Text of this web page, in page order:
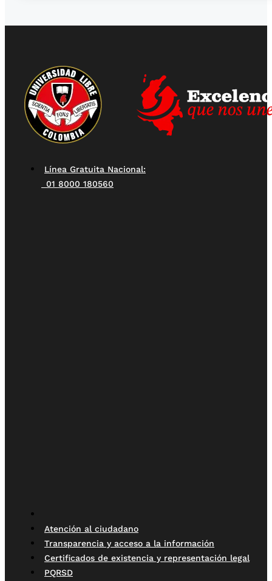
Línea Gratuita Nacional:
01 8000 180560
Atención al ciudadano
Transparencia y acceso a la información
Certificados de existencia y representación legal
PQRSD